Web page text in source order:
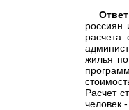
Ответ
россиян
расчета
жилья
Расчет
человек